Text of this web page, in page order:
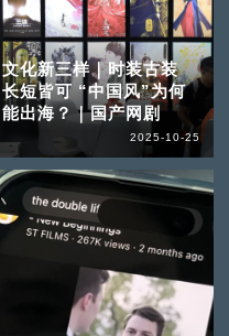
文化新三样｜时装古装
长短皆可 “中国风”为何
能出海？｜国产网剧
2025-10-25